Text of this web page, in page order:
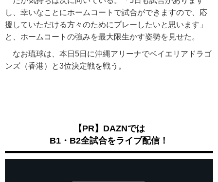
し、幸いなことにホームコートで試合ができますので、応
援していただける方々のためにプレーしたいと思います」
と、ホームコートの強みを最大限生かす姿勢を見せた。
なお琉球は、本日5日に沖縄アリーナでベイエリアドラゴ
ンズ（香港）と3位決定戦を戦う。
【PR】DAZNでは
B1・B2全試合をライブ配信！